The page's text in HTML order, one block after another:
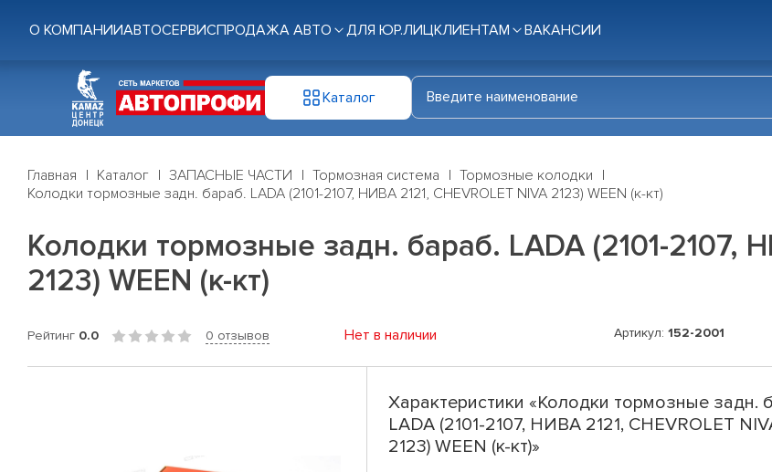
О КОМПАНИИАВТОСЕРВИСПРОДАЖА АВТО ДЛЯ ЮР.ЛИЦКЛИЕНТАМ ВАКАНСИИ
Каталог
Главная Каталог ЗАПАСНЫЕ ЧАСТИ Тормозная система
Тормозные колодки
Колодки тормозные задн. бараб. LADA (2101-2107, НИВА 2121, CHEVROLET NIVA 2123) WEEN (к-кт)
Колодки тормозные задн. бараб. LADA (2101-2107,
2123) WEEN (к-кт)
Рейтинг 0.0 0 отзывов Нет в наличии Артикул: 152-2001
Характеристики «Колодки тормозные задн.
LADA (2101-2107, НИВА 2121, CHEVROLET
2123) WEEN (к-кт)»